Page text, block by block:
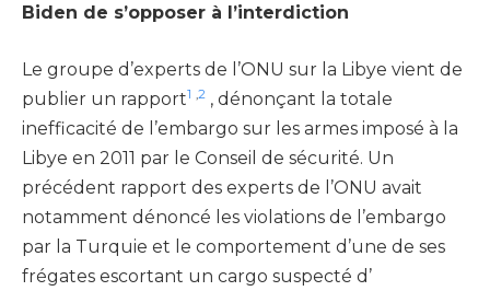
Biden de s’opposer à l’interdiction
Le groupe d’experts de l’ONU sur la Libye vient de
publier un rapport1 ,2 , dénonçant la totale
inefficacité de l’embargo sur les armes imposé à la
Libye en 2011 par le Conseil de sécurité. Un
précédent rapport des experts de l’ONU avait
notamment dénoncé les violations de l’embargo
par la Turquie et le comportement d’une de ses
frégates escortant un cargo suspecté d’